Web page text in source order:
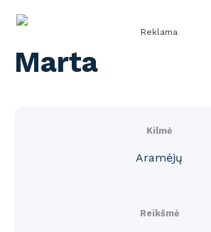
Reklama
Marta
Kilmė
Aramėjų
Reikšmė